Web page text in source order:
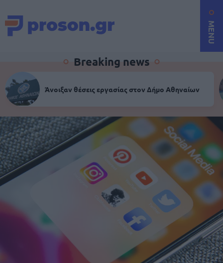
MENU
Breaking news
Άνοιξαν θέσεις εργασίας στον Δήμο Αθηναίων